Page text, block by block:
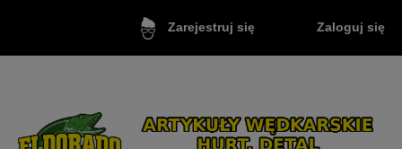
Zarejestruj się Zaloguj się